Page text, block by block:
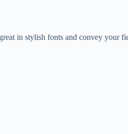
in stylish fonts and convey your